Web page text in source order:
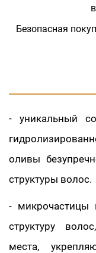
Безопасная
- уникальный
оливы
структуры волос.
- микрочастицы
структуру
места,